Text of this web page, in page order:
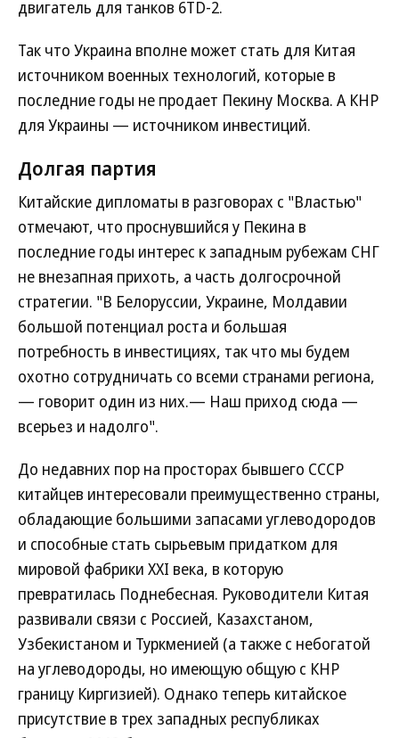
двигатель для танков 6TD-2.
Так что Украина вполне может стать для Китая
источником военных технологий, которые в
последние годы не продает Пекину Москва. А КНР
для Украины — источником инвестиций.
Долгая партия
Китайские дипломаты в разговорах с "Властью"
отмечают, что проснувшийся у Пекина в
последние годы интерес к западным рубежам СНГ
не внезапная прихоть, а часть долгосрочной
стратегии. "В Белоруссии, Украине, Молдавии
большой потенциал роста и большая
потребность в инвестициях, так что мы будем
охотно сотрудничать со всеми странами региона,
— говорит один из них.— Наш приход сюда —
всерьез и надолго".
До недавних пор на просторах бывшего СССР
китайцев интересовали преимущественно страны,
обладающие большими запасами углеводородов
и способные стать сырьевым придатком для
мировой фабрики XXI века, в которую
превратилась Поднебесная. Руководители Китая
развивали связи с Россией, Казахстаном,
Узбекистаном и Туркменией (а также с небогатой
на углеводороды, но имеющую общую с КНР
границу Киргизией). Однако теперь китайское
присутствие в трех западных республиках